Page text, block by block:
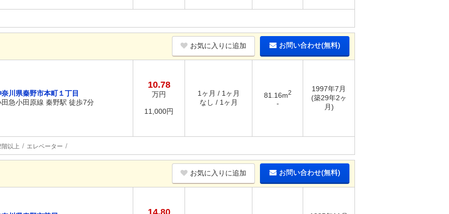
お気に入りに追加 お問い合わせ(無料)
奈川県秦野市本町１丁目
田急小田原線 秦野駅 徒歩7分
10.78
万円
11,000円
1ヶ月 / 1ヶ月
なし / 1ヶ月
81.16m2
-
1997年7月
(築29年2ヶ
月)
階以上 エレベーター
お気に入りに追加 お問い合わせ(無料)
14.80